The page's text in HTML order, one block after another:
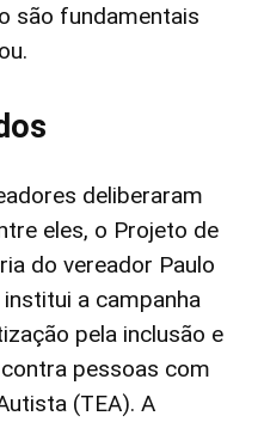
são fundamentais
deliberaram
eles, o Projeto de
do vereador Paulo
a campanha
pela inclusão e
pessoas com
(TEA). A